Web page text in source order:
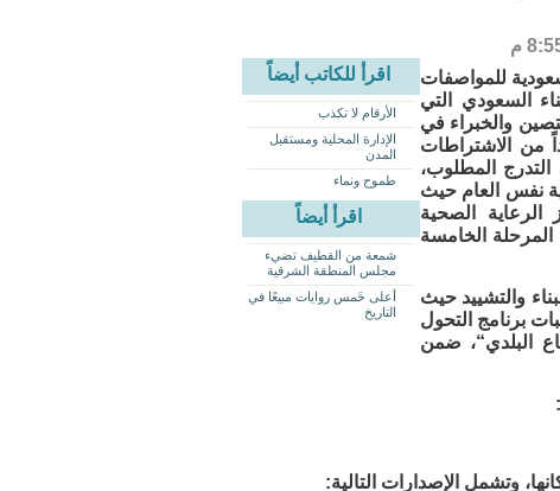
اقرأ للكاتب أيضاً
الأرقام لا تكذب
الإدارة المحلية ومستقبل
المدن
طموح ونماء
اقرأ أيضاً
شمعة من القطيف تضيء
مجلس المنطقة الشرقية
أعلى خَمس روايات مبيعًا في
التاريخ
للمواصفات
السعودي التي
والخبراء في
كود البناء السعودي الذي يتكون من أكثر من 22 مجلداً من الاشتراطات
المطلوب،
تطبيق كود البناء من بداية 1442 وحتى نهاية نفس العام حيث
الصحية
المرحلة الخامسة
والتشييد حيث
برنامج التحول
البلدي“، ضمن
وتشمل الإصدارات التالية: